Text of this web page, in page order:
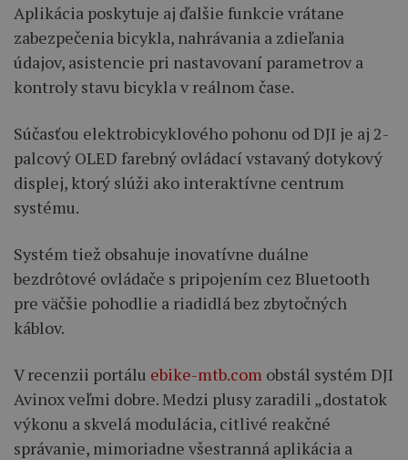
Aplikácia poskytuje aj ďalšie funkcie vrátane
zabezpečenia bicykla, nahrávania a zdieľania
údajov, asistencie pri nastavovaní parametrov a
kontroly stavu bicykla v reálnom čase.
Súčasťou elektrobicyklového pohonu od DJI je aj 2-
palcový OLED farebný ovládací vstavaný dotykový
displej, ktorý slúži ako interaktívne centrum
systému.
Systém tiež obsahuje inovatívne duálne
bezdrôtové ovládače s pripojením cez Bluetooth
pre väčšie pohodlie a riadidlá bez zbytočných
káblov.
V recenzii portálu ebike-mtb.com obstál systém DJI
Avinox veľmi dobre. Medzi plusy zaradili „dostatok
výkonu a skvelá modulácia, citlivé reakčné
správanie, mimoriadne všestranná aplikácia a